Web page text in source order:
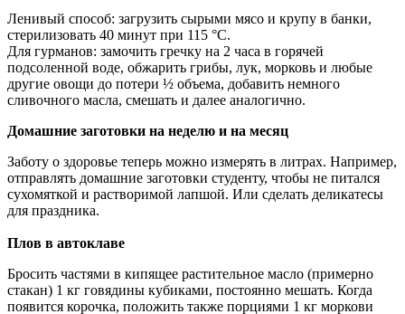
Ленивый способ: загрузить сырыми мясо и крупу в банки,
стерилизовать 40 минут при 115 °С.
Для гурманов: замочить гречку на 2 часа в горячей
подсоленной воде, обжарить грибы, лук, морковь и любые
другие овощи до потери ½ объема, добавить немного
сливочного масла, смешать и далее аналогично.
Домашние заготовки на неделю и на месяц
Заботу о здоровье теперь можно измерять в литрах. Например,
отправлять домашние заготовки студенту, чтобы не питался
сухомяткой и растворимой лапшой. Или сделать деликатесы
для праздника.
Плов в автоклаве
Бросить частями в кипящее растительное масло (примерно
стакан) 1 кг говядины кубиками, постоянно мешать. Когда
появится корочка, положить также порциями 1 кг моркови